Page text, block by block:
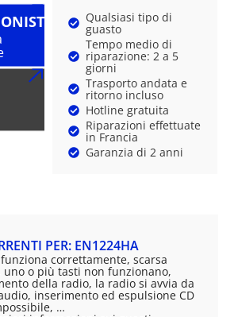
Qualsiasi tipo di
guasto
Tempo medio di
riparazione: 2 a 5
giorni
Trasporto andata e
ritorno incluso
Hotline gratuita
Riparazioni effettuate
in Francia
Garanzia di 2 anni
PER: EN1224HA
correttamente, scarsa
uno o più tasti non funzionano,
della radio, la radio si avvia da
inserimento ed espulsione CD
…